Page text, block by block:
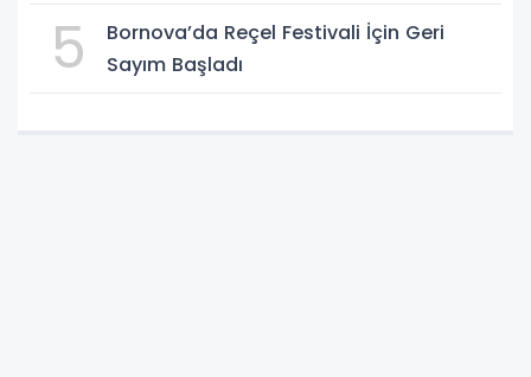
5
Bornova’da Reçel Festivali İçin Geri
Sayım Başladı